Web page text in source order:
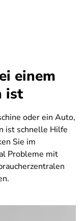
einem
ist
oder ein Auto,
ist schnelle Hilfe
Sie im
Probleme mit